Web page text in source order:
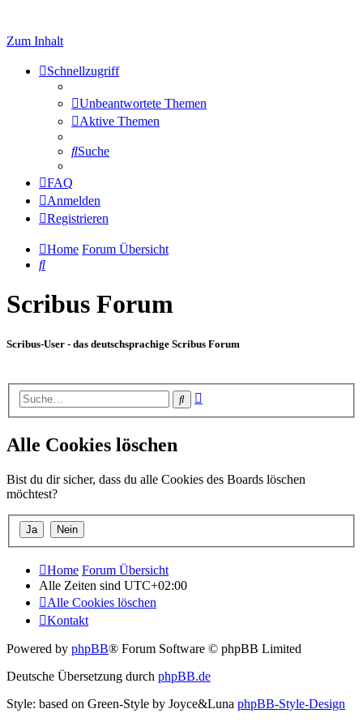
Zum Inhalt
Schnellzugriff
Unbeantwortete Themen
Aktive Themen
Suche
FAQ
Anmelden
Registrieren
Home Forum Übersicht
Suche
Scribus Forum
Scribus-User - das deutschsprachige Scribus Forum
Suche
Alle Cookies löschen
Bist du dir sicher, dass du alle Cookies des Boards löschen
möchtest?
Home Forum Übersicht
Alle Zeiten sind UTC+02:00
Alle Cookies löschen
Kontakt
Powered by phpBB® Forum Software © phpBB Limited
Deutsche Übersetzung durch phpBB.de
Style: based on Green-Style by Joyce&Luna phpBB-Style-Design